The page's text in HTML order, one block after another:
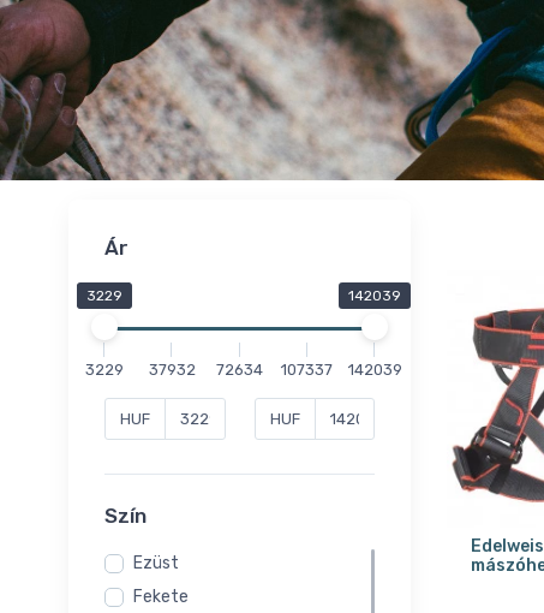
Ár
3229 142039
3229 37932 72634 107337 142039
HUF HUF
Szín
Ezüst
Fekete